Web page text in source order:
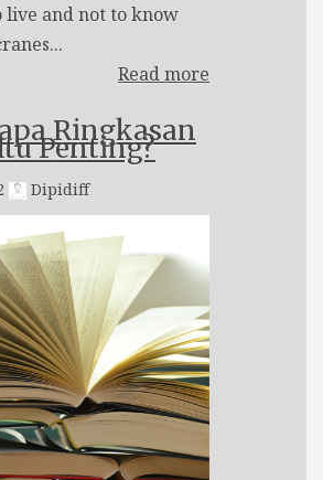
live and not to know
Read more
Ringkasan
Penting?
Dipidiff